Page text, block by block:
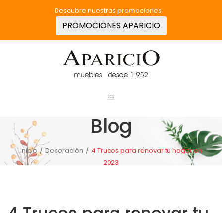
Descubre nuestras promociones
PROMOCIONES APARICIO
Blog
Inicio / Decoración / 4 Trucos para renovar tu hogar en
2023